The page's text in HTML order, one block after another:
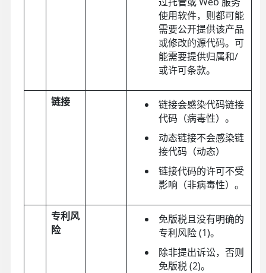
使用软件，则都可能
需要公开提供该产品
或修改的源代码。可
能需要提供归属和/
或许可条款。
链接
链接会感染代码链接
代码（病毒性）。
动态链接不会感染链
接代码（动态）
链接代码的许可不受
影响（非病毒性）。
专利风
险
免版税且没有明确的
专利风险 (1)。
除非提出诉讼，否则
免版税 (2)。